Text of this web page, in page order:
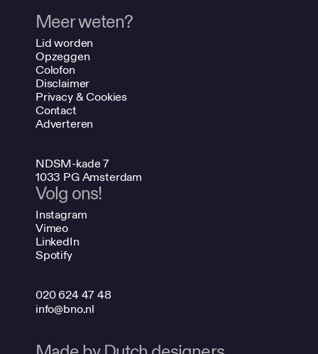
Meer weten?
Lid worden
Opzeggen
Colofon
Disclaimer
Privacy & Cookies
Contact
Adverteren
NDSM-kade 7
1033 PG Amsterdam
Volg ons!
Instagram
Vimeo
LinkedIn
Spotify
020 624 47 48
info@bno.nl